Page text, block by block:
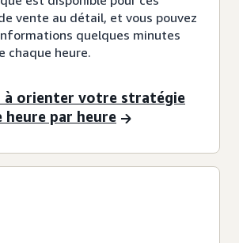
vente au détail, et vous pouvez
quelques minutes
chaque heure.
à orienter votre stratégie
par heure